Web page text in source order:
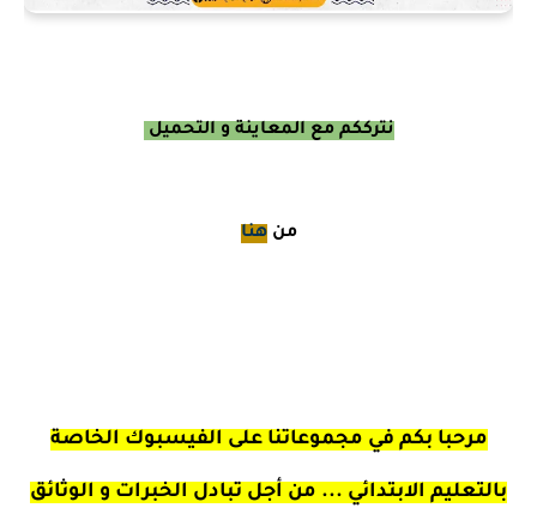
نترككم مع المعاينة و التحميل
منهنا
مرحبا بكم في مجموعاتنا على الفيسبوك الخاصة
بالتعليم الابتدائي ... من أجل تبادل الخبرات و الوثائق